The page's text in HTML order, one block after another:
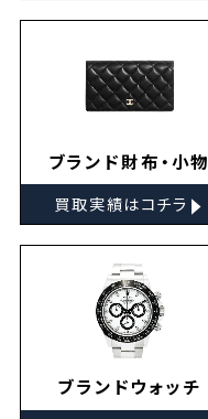
ブランド財布・小物
買取実績はコチラ ▸
ブランドウォッチ